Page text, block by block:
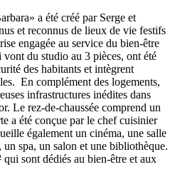
a été créé par Serge et
et reconnus de lieux de vie festifs
engagée au service du bien-être
du studio au 3 pièces, ont été
des habitants et intègrent
En complément des logements,
infrastructures inédites dans
Le rez-de-chaussée comprend un
a été conçue par le chef cuisinier
également un cinéma, une salle
spa, un salon et une bibliothèque.
sont dédiés au bien-être et aux